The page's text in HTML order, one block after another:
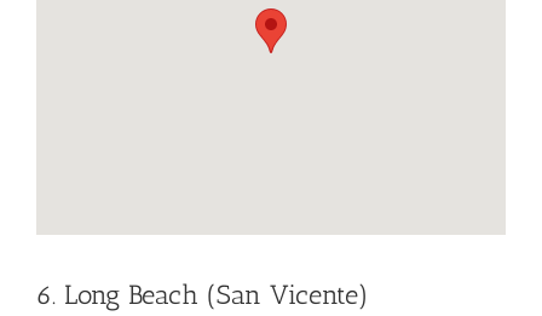
6. Long Beach (San Vicente)